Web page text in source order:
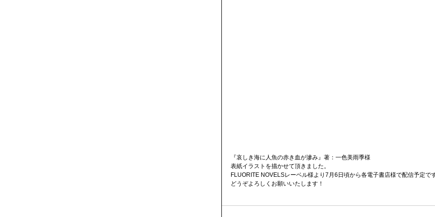
『哀しき海に人魚の赤き血が滲み』著：一色美雨季‏様
表紙イラストを描かせて頂きました。
FLUORITE NOVELSレーベル様より7月6日頃から各電子書店様で配信予定で
どうぞよろしくお願いいたします！